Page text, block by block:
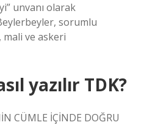
unvanı olarak
sorumlu
ve askeri
yazılır TDK?
CÜMLE İÇİNDE DOĞRU